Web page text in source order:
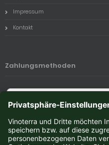
Impressum
Kontakt
Zahlungsmethoden